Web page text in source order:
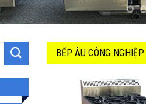
BẾP ÂU CÔNG NGHIỆP